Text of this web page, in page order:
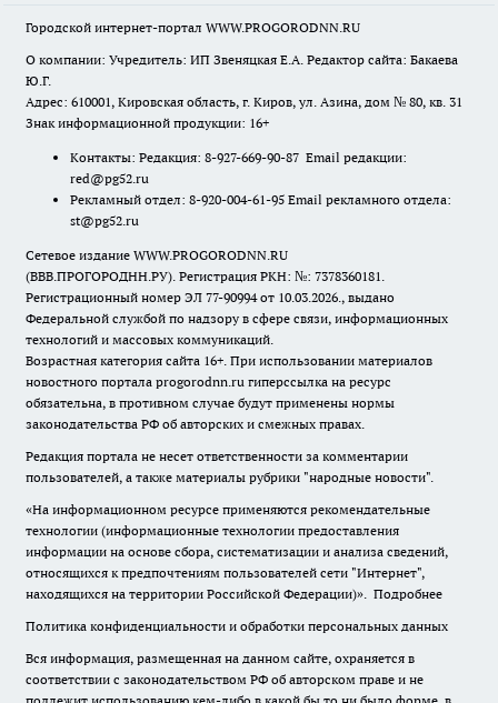
Городской интернет-портал WWW.PROGORODNN.RU
О компании: Учредитель: ИП Звеняцкая Е.А. Редактор сайта: Бакаева
Ю.Г.
Адрес: 610001, Кировская область, г. Киров, ул. Азина, дом № 80, кв. 31
Знак информационной продукции: 16+
Контакты: Редакция: 8-927-669-90-87 Email редакции:
red@pg52.ru
Рекламный отдел: 8-920-004-61-95 Email рекламного отдела:
st@pg52.ru
Сетевое издание WWW.PROGORODNN.RU
(ВВВ.ПРОГОРОДНН.РУ). Регистрация РКН: №: 7378360181.
Регистрационный номер ЭЛ 77-90994 от 10.03.2026., выдано
Федеральной службой по надзору в сфере связи, информационных
технологий и массовых коммуникаций.
Возрастная категория сайта 16+. При использовании материалов
новостного портала progorodnn.ru гиперссылка на ресурс
обязательна, в противном случае будут применены нормы
законодательства РФ об авторских и смежных правах.
Редакция портала не несет ответственности за комментарии
пользователей, а также материалы рубрики "народные новости".
«На информационном ресурсе применяются рекомендательные
технологии (информационные технологии предоставления
информации на основе сбора, систематизации и анализа сведений,
относящихся к предпочтениям пользователей сети "Интернет",
находящихся на территории Российской Федерации)». Подробнее
Политика конфиденциальности и обработки персональных данных
Вся информация, размещенная на данном сайте, охраняется в
соответствии с законодательством РФ об авторском праве и не